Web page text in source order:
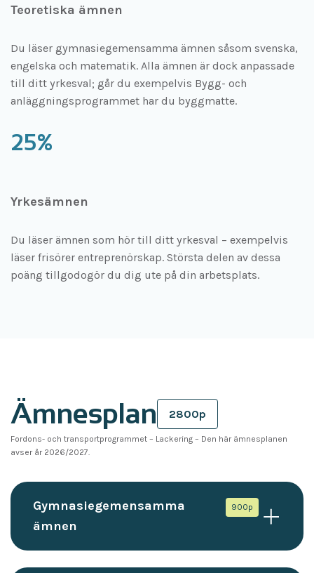
Teoretiska ämnen
Du läser gymnasiegemensamma ämnen såsom svenska,
engelska och matematik. Alla ämnen är dock anpassade
till ditt yrkesval; går du exempelvis Bygg- och
anläggningsprogrammet har du byggmatte.
25%
Yrkesämnen
Du läser ämnen som hör till ditt yrkesval – exempelvis
läser frisörer entreprenörskap. Största delen av dessa
poäng tillgodogör du dig ute på din arbetsplats.
Ämnesplan 2800p
Fordons- och transportprogrammet – Lackering – Den här ämnesplanen
avser år 2026/2027.
Gymnasiegemensamma
ämnen
900p